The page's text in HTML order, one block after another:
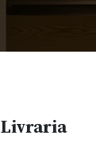
Livraria